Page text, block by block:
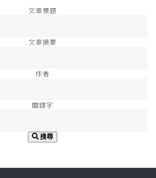
文章標題
文章摘要
作者
關鍵字
搜尋